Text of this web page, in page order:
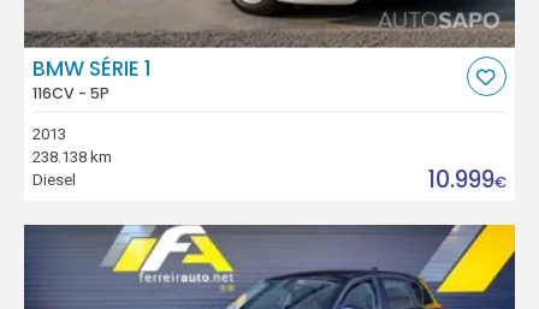
BMW SÉRIE 1
116CV - 5P
2013
238.138 km
Diesel
10.999€